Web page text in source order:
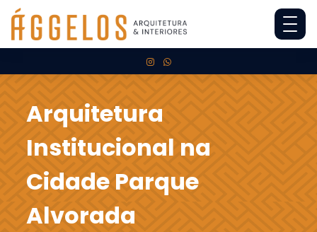
Arquitetura
Institucional na
Cidade Parque
Alvorada